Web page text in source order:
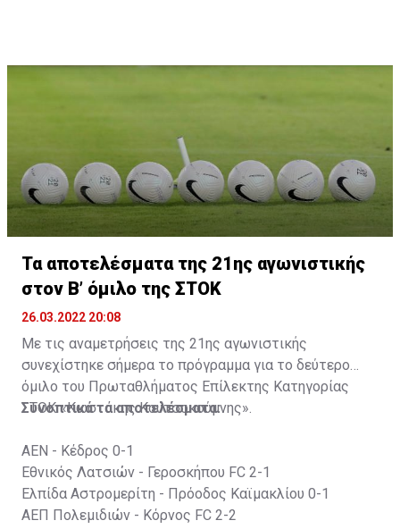
Τα αποτελέσματα της 21ης αγωνιστικής
στον Β’ όμιλο της ΣΤΟΚ
26.03.2022 20:08
Με τις αναμετρήσεις της 21ης αγωνιστικής
συνεχίστηκε σήμερα το πρόγραμμα για το δεύτερο
όμιλο του Πρωταθλήματος Επίλεκτης Κατηγορίας
ΣΤΟΚ «Κωστάκης Κουτσοκούμνης».
Συνοπτικά τα αποτελέσματα:
ΑΕΝ - Κέδρος 0-1
Εθνικός Λατσιών - Γεροσκήπου FC 2-1
Ελπίδα Αστρομερίτη - Πρόοδος Καϊμακλίου 0-1
ΑΕΠ Πολεμιδιών - Κόρνος FC 2-2